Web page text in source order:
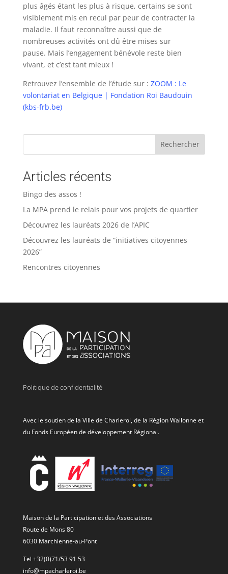
plus âgés étant les plus à risque, certains se sont
visiblement mis en recul par peur de contracter la
maladie. Il faut reconnaître aussi que de
nombreuses activités ont dû être mises sur
pause. Mais l’engagement bénévole reste bien
vivant, et c’est tant mieux !
Retrouvez l’ensemble de l’étude sur : ZOOM : Le
volontariat en Belgique | Fondation Roi Baudouin
(kbs-frb.be)
Rechercher
Articles récents
Bingo des assos !
La MPA prend le relais pour vos projets de quartier
Découvrez les lauréats 2026 de l’APIC
Découvrez les lauréats de “initiatives citoyennes
2026”
Rencontres citoyennes
Politique de confidentialité
Avec le soutien de la Ville de Charleroi, de la Région Wallonne et
du Fonds Européen de développement Régional.
Maison de la Participation et des Associations
Route de Mons 80
6030 Marchienne-au-Pont
Tel +32(0)71/53 91 53
info@mpacharleroi.be